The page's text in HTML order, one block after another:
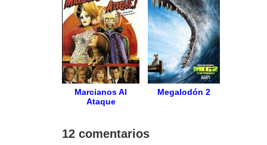
Marcianos Al
Ataque
Megalodón 2
12 comentarios